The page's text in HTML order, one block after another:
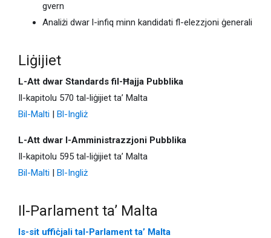
gvern
Analiżi dwar l-infiq minn kandidati fl-elezzjoni ġenerali
Liġijiet
L-Att dwar Standards fil-Ħajja Pubblika
Il-kapitolu 570 tal-liġijiet ta’ Malta
Bil-Malti | Bl-Ingliż
L-Att dwar l-Amministrazzjoni Pubblika
Il-kapitolu 595 tal-liġijiet ta’ Malta
Bil-Malti | Bl-Ingliż
Il-Parlament ta’ Malta
Is-sit uffiċjali tal-Parlament ta’ Malta